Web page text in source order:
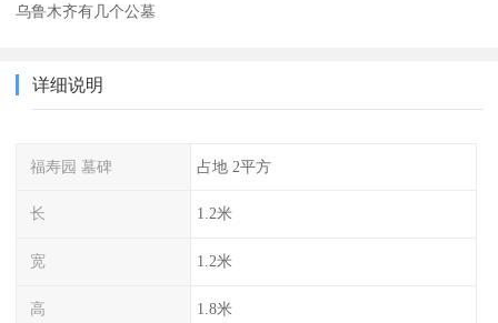
乌鲁木齐有几个公墓
详细说明
福寿园 墓碑 占地 2平方
长 1.2米
宽 1.2米
高 1.8米